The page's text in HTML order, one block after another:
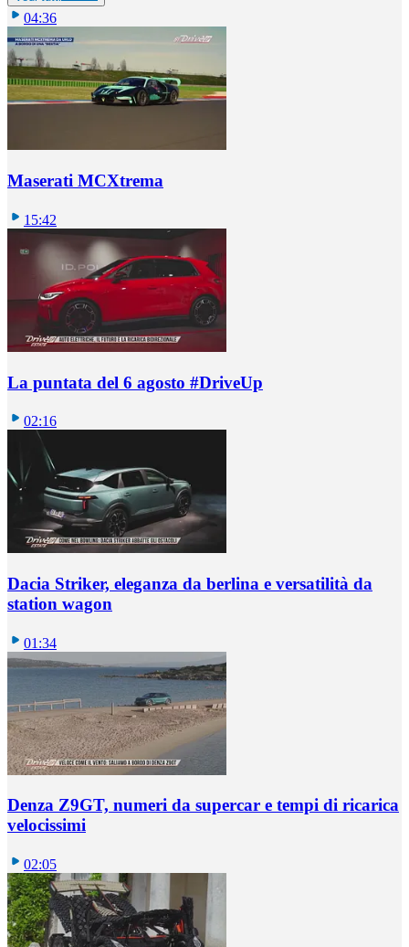
04:36
Maserati MCXtrema
15:42
La puntata del 6 agosto #DriveUp
02:16
Dacia Striker, eleganza da berlina e versatilità da
station wagon
01:34
Denza Z9GT, numeri da supercar e tempi di ricarica
velocissimi
02:05